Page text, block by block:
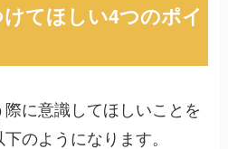
てほしい4つのポイ
に意識してほしいことを
のようになります。